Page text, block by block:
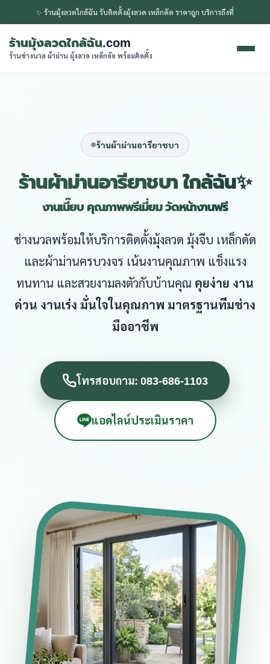
✨ ร้านมุ้งลวดใกล้ฉัน รับติดตั้งมุ้งลวด เหล็กดัด ราคาถูก บริการถึงที่
ร้านมุ้งลวดใกล้ฉัน.com
ร้านช่างนวล ผ้าม่าน มุ้งลวด เหล็กดัด พร้อมติดตั้ง
ร้านผ้าม่านอารียาชบา
ร้านผ้าม่านอารียาชบา ใกล้ฉัน✨
งานเนี๊ยบ คุณภาพพรีเมี่ยม วัดหน้างานฟรี
ช่างนวลพร้อมให้บริการติดตั้งมุ้งลวด มุ้งจีบ เหล็กดัด
และผ้าม่านครบวงจร เน้นงานคุณภาพ แข็งแรง
ทนทาน และสวยงามลงตัวกับบ้านคุณ คุยง่าย งาน
ด่วน งานเร่ง มั่นใจในคุณภาพ มาตรฐานทีมช่าง
มืออาชีพ
โทรสอบถาม: 083-686-1103
แอดไลน์ประเมินราคา